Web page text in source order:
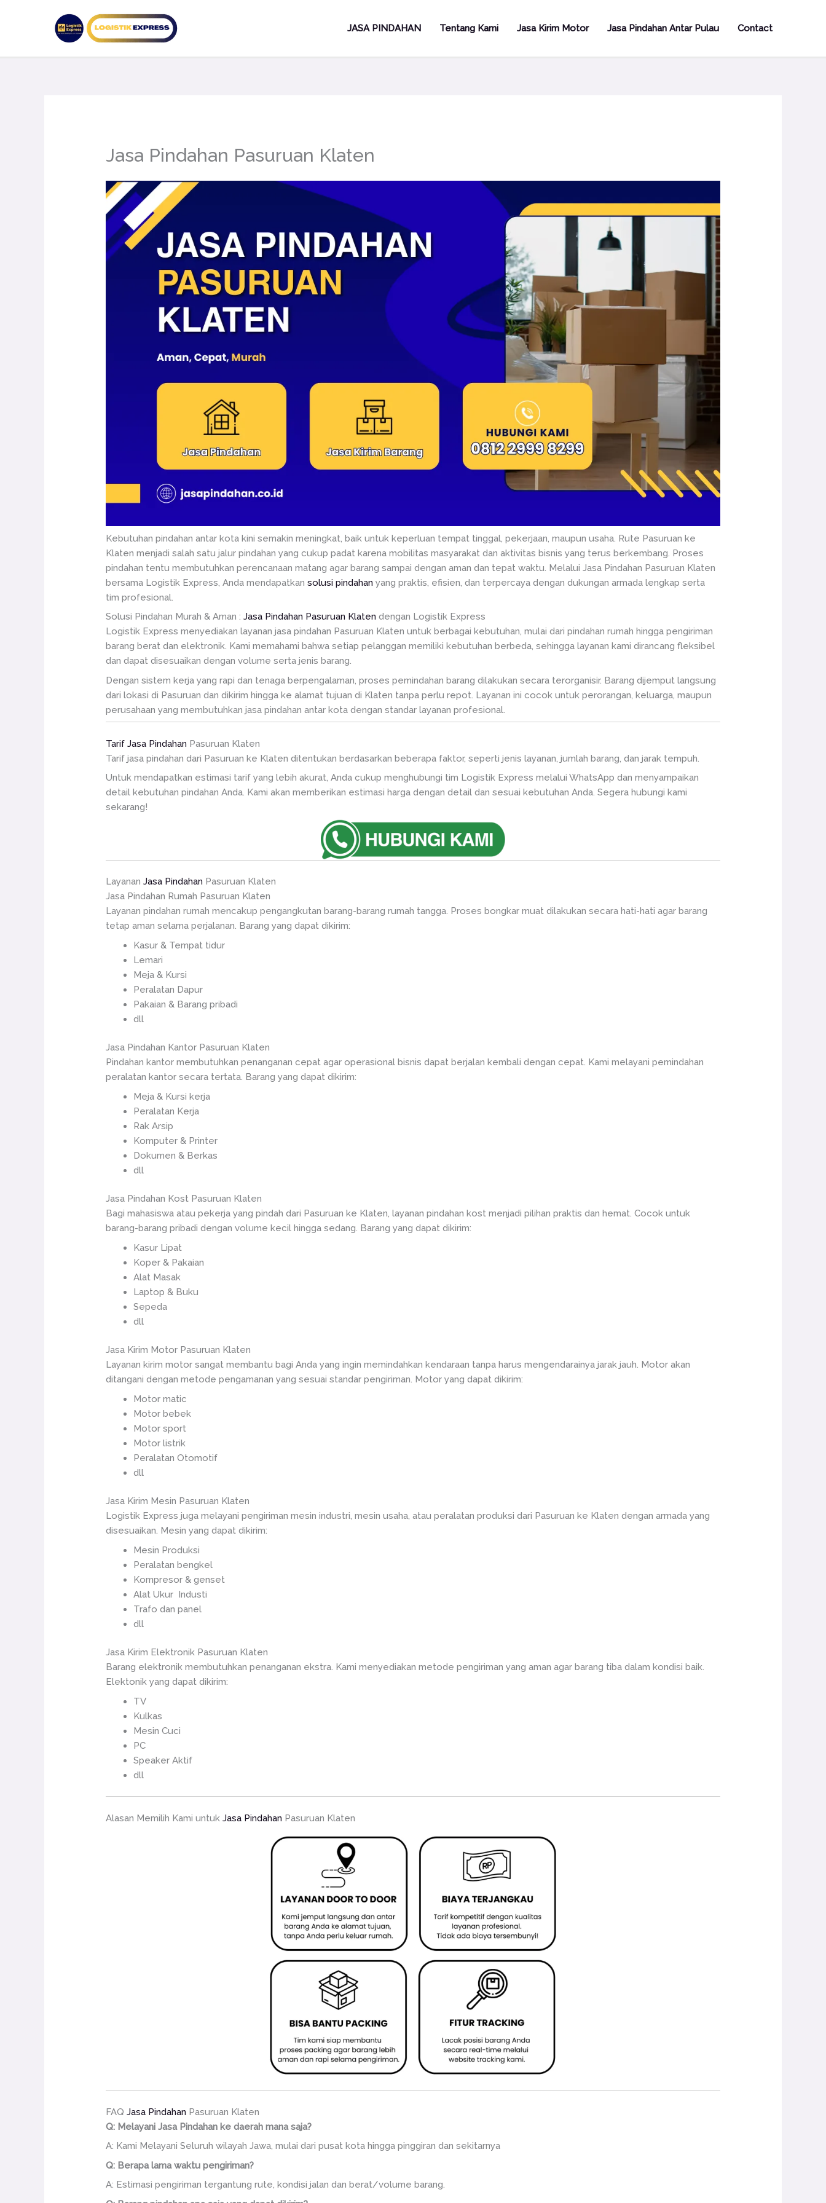
JASA PINDAHAN Tentang Kami Jasa Kirim Motor Jasa Pindahan Antar Pulau Contact
Jasa Pindahan Pasuruan Klaten
Kebutuhan pindahan antar kota kini semakin meningkat, baik untuk keperluan tempat tinggal, pekerjaan, maupun usaha. Rute Pasuruan ke
Klaten menjadi salah satu jalur pindahan yang cukup padat karena mobilitas masyarakat dan aktivitas bisnis yang terus berkembang. Proses
pindahan tentu membutuhkan perencanaan matang agar barang sampai dengan aman dan tepat waktu. Melalui Jasa Pindahan Pasuruan Klaten
bersama Logistik Express, Anda mendapatkansolusi pindahan yang praktis, efisien, dan terpercaya dengan dukungan armada lengkap serta
tim profesional.
Solusi Pindahan Murah & Aman :Jasa Pindahan Pasuruan Klaten dengan Logistik Express
Logistik Express menyediakan layanan jasa pindahan Pasuruan Klaten untuk berbagai kebutuhan, mulai dari pindahan rumah hingga pengiriman
barang berat dan elektronik. Kami memahami bahwa setiap pelanggan memiliki kebutuhan berbeda, sehingga layanan kami dirancang fleksibel
dan dapat disesuaikan dengan volume serta jenis barang.
Dengan sistem kerja yang rapi dan tenaga berpengalaman, proses pemindahan barang dilakukan secara terorganisir. Barang dijemput langsung
dari lokasi di Pasuruan dan dikirim hingga ke alamat tujuan di Klaten tanpa perlu repot. Layanan ini cocok untuk perorangan, keluarga, maupun
perusahaan yang membutuhkan jasa pindahan antar kota dengan standar layanan profesional.
Tarif Jasa Pindahan Pasuruan Klaten
Tarif jasa pindahan dari Pasuruan ke Klaten ditentukan berdasarkan beberapa faktor, seperti jenis layanan, jumlah barang, dan jarak tempuh.
Untuk mendapatkan estimasi tarif yang lebih akurat, Anda cukup menghubungi tim Logistik Express melalui WhatsApp dan menyampaikan
detail kebutuhan pindahan Anda. Kami akan memberikan estimasi harga dengan detail dan sesuai kebutuhan Anda. Segera hubungi kami
sekarang!
LayananJasa Pindahan Pasuruan Klaten
Jasa Pindahan Rumah Pasuruan Klaten
Layanan pindahan rumah mencakup pengangkutan barang-barang rumah tangga. Proses bongkar muat dilakukan secara hati-hati agar barang
tetap aman selama perjalanan. Barang yang dapat dikirim:
Kasur & Tempat tidur
Lemari
Meja & Kursi
Peralatan Dapur
Pakaian & Barang pribadi
dll
Jasa Pindahan Kantor Pasuruan Klaten
Pindahan kantor membutuhkan penanganan cepat agar operasional bisnis dapat berjalan kembali dengan cepat. Kami melayani pemindahan
peralatan kantor secara tertata. Barang yang dapat dikirim:
Meja & Kursi kerja
Peralatan Kerja
Rak Arsip
Komputer & Printer
Dokumen & Berkas
dll
Jasa Pindahan Kost Pasuruan Klaten
Bagi mahasiswa atau pekerja yang pindah dari Pasuruan ke Klaten, layanan pindahan kost menjadi pilihan praktis dan hemat. Cocok untuk
barang-barang pribadi dengan volume kecil hingga sedang. Barang yang dapat dikirim:
Kasur Lipat
Koper & Pakaian
Alat Masak
Laptop & Buku
Sepeda
dll
Jasa Kirim Motor Pasuruan Klaten
Layanan kirim motor sangat membantu bagi Anda yang ingin memindahkan kendaraan tanpa harus mengendarainya jarak jauh. Motor akan
ditangani dengan metode pengamanan yang sesuai standar pengiriman. Motor yang dapat dikirim:
Motor matic
Motor bebek
Motor sport
Motor listrik
Peralatan Otomotif
dll
Jasa Kirim Mesin Pasuruan Klaten
Logistik Express juga melayani pengiriman mesin industri, mesin usaha, atau peralatan produksi dari Pasuruan ke Klaten dengan armada yang
disesuaikan. Mesin yang dapat dikirim:
Mesin Produksi
Peralatan bengkel
Kompresor & genset
Alat Ukur Industi
Trafo dan panel
dll
Jasa Kirim Elektronik Pasuruan Klaten
Barang elektronik membutuhkan penanganan ekstra. Kami menyediakan metode pengiriman yang aman agar barang tiba dalam kondisi baik.
Elektonik yang dapat dikirim:
TV
Kulkas
Mesin Cuci
PC
Speaker Aktif
dll
Alasan Memilih Kami untukJasa Pindahan Pasuruan Klaten
FAQJasa Pindahan Pasuruan Klaten
Q: Melayani Jasa Pindahan ke daerah mana saja?
A: Kami Melayani Seluruh wilayah Jawa, mulai dari pusat kota hingga pinggiran dan sekitarnya
Q: Berapa lama waktu pengiriman?
A: Estimasi pengiriman tergantung rute, kondisi jalan dan berat/volume barang.